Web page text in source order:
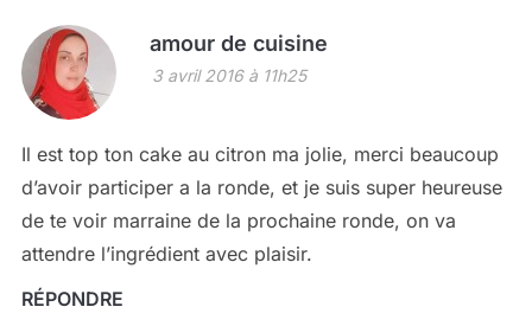
amour de cuisine
3 avril 2016 à 11h25
Il est top ton cake au citron ma jolie, merci beaucoup
d’avoir participer a la ronde, et je suis super heureuse
de te voir marraine de la prochaine ronde, on va
attendre l’ingrédient avec plaisir.
RÉPONDRE